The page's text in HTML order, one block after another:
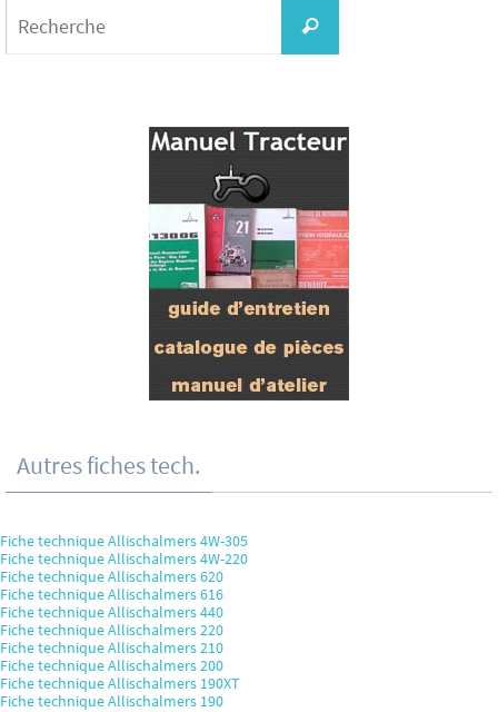
Recherche
Autres fiches tech.
Fiche technique Allischalmers 4W-305
Fiche technique Allischalmers 4W-220
Fiche technique Allischalmers 620
Fiche technique Allischalmers 616
Fiche technique Allischalmers 440
Fiche technique Allischalmers 220
Fiche technique Allischalmers 210
Fiche technique Allischalmers 200
Fiche technique Allischalmers 190XT
Fiche technique Allischalmers 190